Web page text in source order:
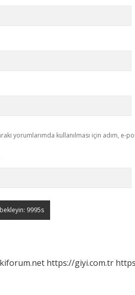
yorumlarımda kullanılması için adım, e-
https://giyi.com.tr